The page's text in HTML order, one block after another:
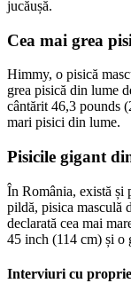
jucăușă.
Cea mai grea
Himmy, o pisică
grea pisică din lume
cântărit 46,3 pounds
mari pisici din lume.
Pisicile gigant
În România, există și
pildă, pisica masculă
declarată cea mai
45 inch (114 cm) și o
Interviuri cu